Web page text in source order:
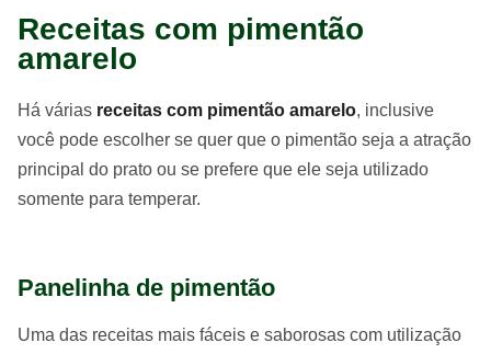
Receitas com pimentão
amarelo
Há várias receitas com pimentão amarelo, inclusive
você pode escolher se quer que o pimentão seja a atração
principal do prato ou se prefere que ele seja utilizado
somente para temperar.
Panelinha de pimentão
Uma das receitas mais fáceis e saborosas com utilização